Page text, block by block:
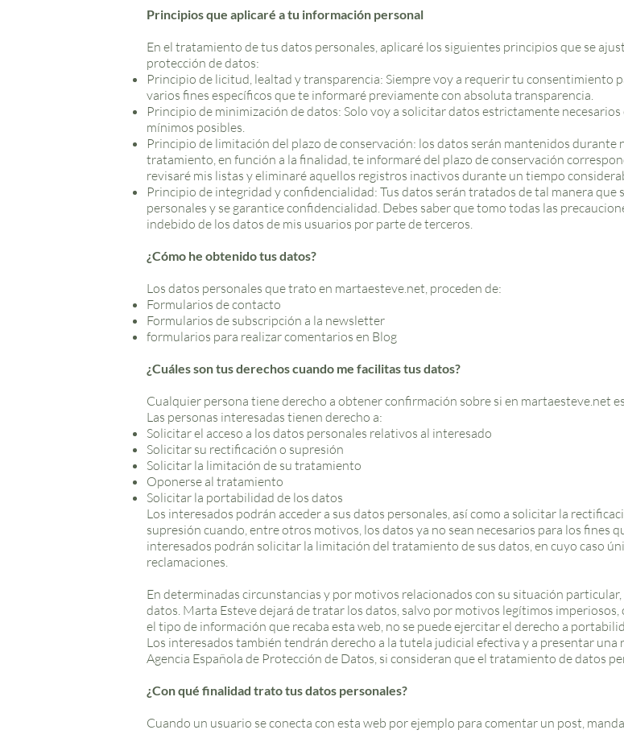
Principios que aplicaré a tu información personal
En el tratamiento de tus datos personales, aplicaré los siguientes principios que se
protección de datos:
Principio de licitud, lealtad y transparencia: Siempre voy a requerir tu consentimiento
varios fines específicos que te informaré previamente con absoluta transparencia.
Principio de minimización de datos: Solo voy a solicitar datos estrictamente
mínimos posibles.
Principio de limitación del plazo de conservación: los datos serán mantenidos durante
tratamiento, en función a la finalidad, te informaré del plazo de conservación
revisaré mis listas y eliminaré aquellos registros inactivos durante un tiempo
Principio de integridad y confidencialidad: Tus datos serán tratados de tal manera que
personales y se garantice confidencialidad. Debes saber que tomo todas las
indebido de los datos de mis usuarios por parte de terceros.
¿Cómo he obtenido tus datos?
Los datos personales que trato en martaesteve.net, proceden de:
Formularios de contacto
Formularios de subscripción a la newsletter
formularios para realizar comentarios en Blog
¿Cuáles son tus derechos cuando me facilitas tus datos?
Cualquier persona tiene derecho a obtener confirmación sobre si en martaesteve.net
Las personas interesadas tienen derecho a:
Solicitar el acceso a los datos personales relativos al interesado
Solicitar su rectificación o supresión
Solicitar la limitación de su tratamiento
Oponerse al tratamiento
Solicitar la portabilidad de los datos
Los interesados podrán acceder a sus datos personales, así como a solicitar la
supresión cuando, entre otros motivos, los datos ya no sean necesarios para los fines
interesados podrán solicitar la limitación del tratamiento de sus datos, en cuyo caso
reclamaciones.
En determinadas circunstancias y por motivos relacionados con su situación
datos. Marta Esteve dejará de tratar los datos, salvo por motivos legítimos imperiosos,
el tipo de información que recaba esta web, no se puede ejercitar el derecho a
Los interesados también tendrán derecho a la tutela judicial efectiva y a presentar
Agencia Española de Protección de Datos, si consideran que el tratamiento de datos
¿Con qué finalidad trato tus datos personales?
Cuando un usuario se conecta con esta web por ejemplo para comentar un post,